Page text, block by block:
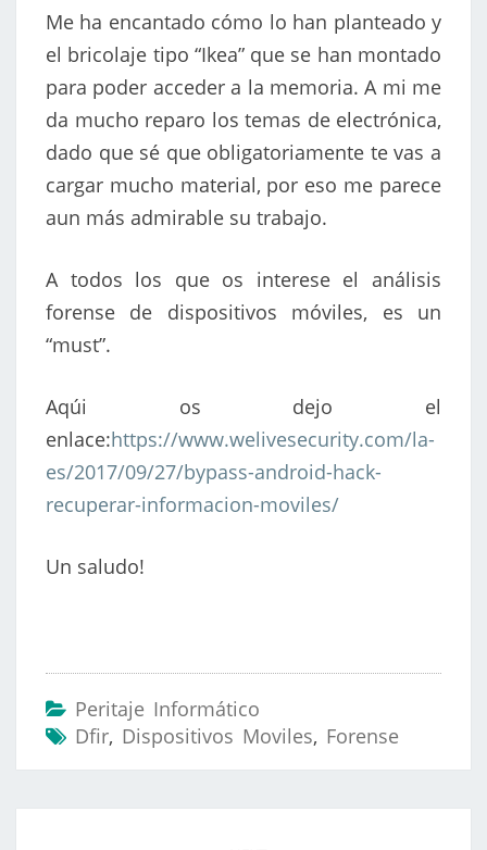
Me ha encantado cómo lo han planteado y
el bricolaje tipo “Ikea” que se han montado
para poder acceder a la memoria. A mi me
da mucho reparo los temas de electrónica,
dado que sé que obligatoriamente te vas a
cargar mucho material, por eso me parece
aun más admirable su trabajo.
A todos los que os interese el análisis
forense de dispositivos móviles, es un
“must”.
Aqúi os dejo el
enlace:https://www.welivesecurity.com/la-
es/2017/09/27/bypass-android-hack-
recuperar-informacion-moviles/
Un saludo!
Peritaje Informático
Dfir, Dispositivos Moviles, Forense